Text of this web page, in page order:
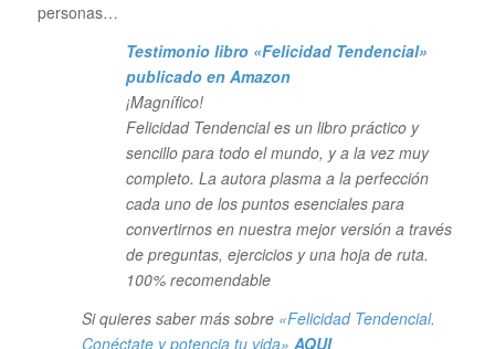
personas…
Testimonio libro «Felicidad Tendencial»
publicado en Amazon
¡Magnífico!
Felicidad Tendencial es un libro práctico y
sencillo para todo el mundo, y a la vez muy
completo. La autora plasma a la perfección
cada uno de los puntos esenciales para
convertirnos en nuestra mejor versión a través
de preguntas, ejercicios y una hoja de ruta.
100% recomendable
Si quieres saber más sobre «Felicidad Tendencial.
Conéctate y potencia tu vida» AQUI